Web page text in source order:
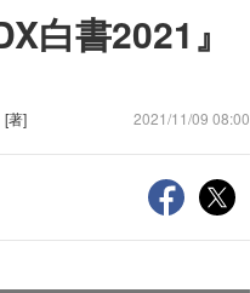
白書2021』
[著] 2021/11/09 08:00